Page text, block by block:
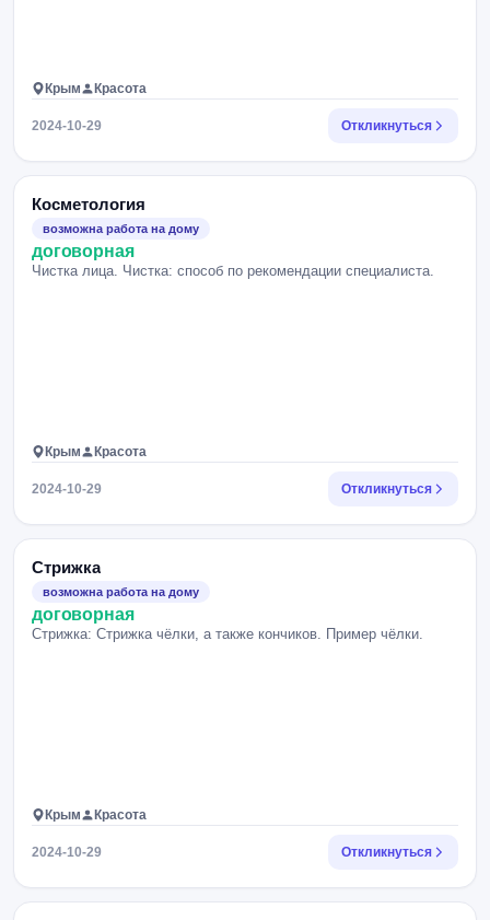
Крым Красота
2024-10-29 Откликнуться
Косметология
возможна работа на дому
договорная
Чистка лица. Чистка: способ по рекомендации специалиста.
Крым Красота
2024-10-29 Откликнуться
Стрижка
возможна работа на дому
договорная
Стрижка: Стрижка чёлки, а также кончиков. Пример чёлки.
Крым Красота
2024-10-29 Откликнуться